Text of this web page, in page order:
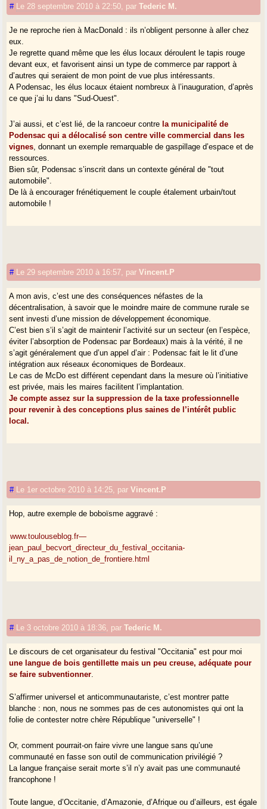
# Le 28 septembre 2010 à 22:50 parTederic M.
Je ne reproche rien à MacDonald : ils n’obligent personne à aller chez
eux.
Je regrette quand même que les élus locaux déroulent le tapis rouge
devant eux, et favorisent ainsi un type de commerce par rapport à
d’autres qui seraient de mon point de vue plus intéressants.
A Podensac, les élus locaux étaient nombreux à l’inauguration, d’après
ce que j’ai lu dans "Sud-Ouest".
J’ai aussi, et c’est lié, de la rancoeur contre la municipalité de
Podensac qui a délocalisé son centre ville commercial dans les
vignes , donnant un exemple remarquable de gaspillage d’espace et de
ressources.
Bien sûr, Podensac s’inscrit dans un contexte général de "tout
automobile".
De là à encourager frénétiquement le couple étalement urbain/tout
automobile !
# Le 29 septembre 2010 à 16:57 parVincent.P
A mon avis, c’est une des conséquences néfastes de la
décentralisation, à savoir que le moindre maire de commune rurale se
sent investi d’une mission de développement économique.
C’est bien s’il s’agit de maintenir l’activité sur un secteur (en l’espèce,
éviter l’absorption de Podensac par Bordeaux) mais à la vérité, il ne
s’agit généralement que d’un appel d’air : Podensac fait le lit d’une
intégration aux réseaux économiques de Bordeaux.
Le cas de McDo est différent cependant dans la mesure où l’initiative
est privée, mais les maires facilitent l’implantation.
Je compte assez sur la suppression de la taxe professionnelle
pour revenir à des conceptions plus saines de l’intérêt public
local.
# Le 1er octobre 2010 à 14:25 parVincent.P
Hop, autre exemple de boboïsme aggravé :
www.toulouseblog.fr—
jean_paul_becvort_directeur_du_festival_occitania-
il_ny_a_pas_de_notion_de_frontiere.html
# Le 3 octobre 2010 à 18:36 parTederic M.
Le discours de cet organisateur du festival "Occitania" est pour moi
une langue de bois gentillette mais un peu creuse, adéquate pour
se faire subventionner
S’affirmer universel et anticommunautariste, c’est montrer patte
blanche : non, nous ne sommes pas de ces autonomistes qui ont la
folie de contester notre chère République "universelle" !
Or, comment pourrait-on faire vivre une langue sans qu’une
communauté en fasse son outil de communication privilégié ?
La langue française serait morte s’il n’y avait pas une communauté
francophone !
Toute langue, d’Occitanie, d’Amazonie, d’Afrique ou d’ailleurs, est égale